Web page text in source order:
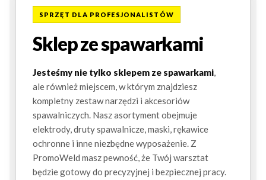
SPRZĘT DLA PROFESJONALISTÓW
Sklep ze spawarkami
Jesteśmy nie tylko sklepem ze spawarkami,
ale również miejscem, w którym znajdziesz
kompletny zestaw narzędzi i akcesoriów
spawalniczych. Nasz asortyment obejmuje
elektrody, druty spawalnicze, maski, rękawice
ochronne i inne niezbędne wyposażenie. Z
PromoWeld masz pewność, że Twój warsztat
będzie gotowy do precyzyjnej i bezpiecznej pracy.